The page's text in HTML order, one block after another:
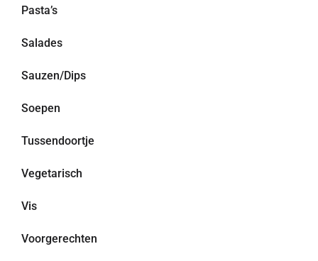
Pasta’s
Salades
Sauzen/Dips
Soepen
Tussendoortje
Vegetarisch
Vis
Voorgerechten